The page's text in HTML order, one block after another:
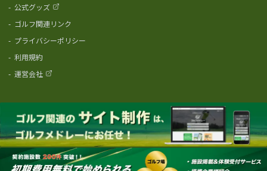
- 公式グッズ
- ゴルフ関連リンク
- プライバシーポリシー
- 利用規約
- 運営会社